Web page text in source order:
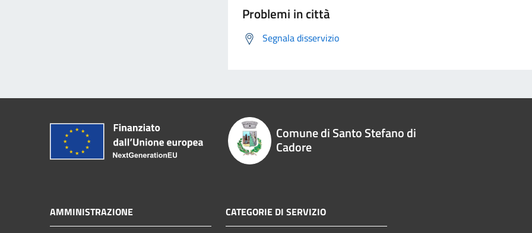
Problemi in città
Segnala disservizio
Comune di Santo Stefano di
Cadore
AMMINISTRAZIONE CATEGORIE DI SERVIZIO